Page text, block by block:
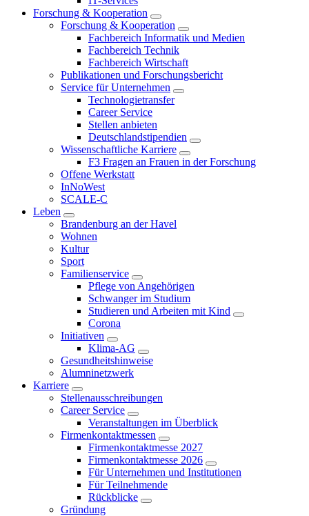
Forschung & Kooperation
Forschung & Kooperation
Fachbereich Informatik und Medien
Fachbereich Technik
Fachbereich Wirtschaft
Publikationen und Forschungsbericht
Service für Unternehmen
Technologietransfer
Career Service
Stellen anbieten
Deutschlandstipendien
Wissenschaftliche Karriere
F3 Fragen an Frauen in der Forschung
Offene Werkstatt
InNoWest
SCALE-C
Leben
Brandenburg an der Havel
Wohnen
Kultur
Sport
Familienservice
Pflege von Angehörigen
Schwanger im Studium
Studieren und Arbeiten mit Kind
Corona
Initiativen
Klima-AG
Gesundheitshinweise
Alumninetzwerk
Karriere
Stellenausschreibungen
Career Service
Veranstaltungen im Überblick
Firmenkontaktmessen
Firmenkontaktmesse 2027
Firmenkontaktmesse 2026
Für Unternehmen und Institutionen
Für Teilnehmende
Rückblicke
Gründung